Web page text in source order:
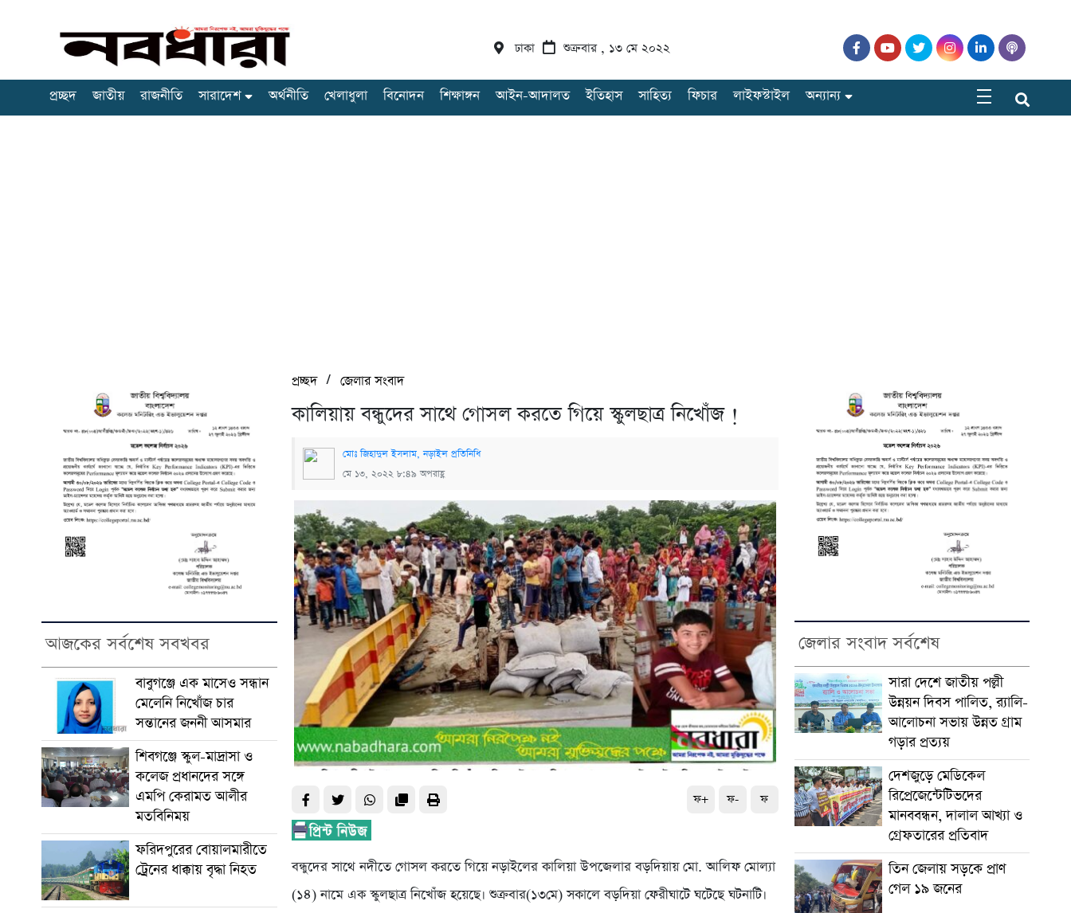
ঢাকা শুক্রবার , ১৩ মে ২০২২
প্রচ্ছদ জাতীয় রাজনীতি সারাদেশ অর্থনীতি খেলাধুলা বিনোদন শিক্ষাঙ্গন আইন-আদালত ইতিহাস সাহিত্য ফিচার লাইফস্টাইল অন্যান্য
আজকের সর্বশেষ সবখবর
বাবুগঞ্জে এক মাসেও সন্ধান
মেলেনি নিখোঁজ চার
সন্তানের জননী আসমার
শিবগঞ্জে স্কুল-মাদ্রাসা ও
কলেজ প্রধানদের সঙ্গে
এমপি কেরামত আলীর
মতবিনিময়
ফরিদপুরের বোয়ালমারীতে
ট্রেনের ধাক্কায় বৃদ্ধা নিহত
প্রচ্ছদ/জেলার সংবাদ
কালিয়ায় বন্ধুদের সাথে গোসল করতে গিয়ে স্কুলছাত্র নিখোঁজ !
মোঃ জিহাদুল ইসলাম, নড়াইল প্রতিনিধি
মে ১৩, ২০২২ ৮:৪৯ অপরাহ্ণ
ফ+ ফ- ফ
বন্ধুদের সাথে নদীতে গোসল করতে গিয়ে নড়াইলের কালিয়া উপজেলার বড়দিয়ায় মো. আলিফ মোল্যা
(১৪) নামে এক স্কুলছাত্র নিখোঁজ হয়েছে। শুক্রবার(১৩মে) সকালে বড়দিয়া ফেরীঘাটে ঘটেছে ঘটনাটি।
জেলার সংবাদ সর্বশেষ
সারা দেশে জাতীয় পল্লী
উন্নয়ন দিবস পালিত, র‍্যালি-
আলোচনা সভায় উন্নত গ্রাম
গড়ার প্রত্যয়
দেশজুড়ে মেডিকেল
রিপ্রেজেন্টেটিভদের
মানববন্ধন, দালাল আখ্যা ও
গ্রেফতারের প্রতিবাদ
তিন জেলায় সড়কে প্রাণ
গেল ১৯ জনের